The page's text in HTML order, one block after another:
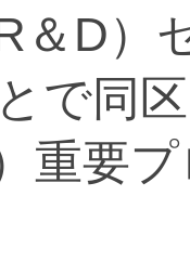
＆D）
で同
重要